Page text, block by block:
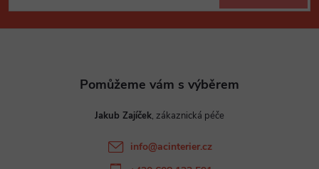
p
Jakub Zajíček
info@acinterier.cz